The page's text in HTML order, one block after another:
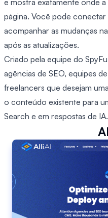
página. Você pode
acompanhar as mudanças
após as atualizações.
Criado pela equipe do
agências de SEO, equipes
freelancers que desejam
o conteúdo existente para
Search e em respostas de IA.